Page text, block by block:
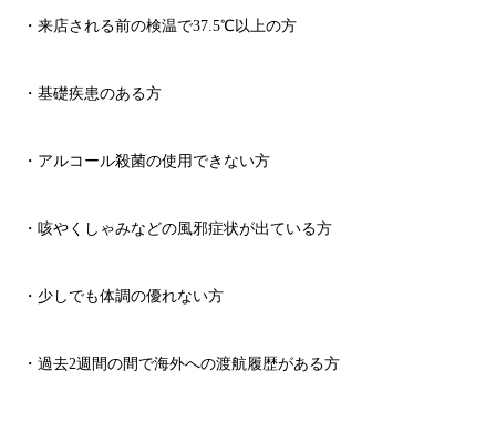
・来店される前の検温で37.5℃以上の方
・基礎疾患のある方
・アルコール殺菌の使用できない方
・咳やくしゃみなどの風邪症状が出ている方
・少しでも体調の優れない方
・過去2週間の間で海外への渡航履歴がある方